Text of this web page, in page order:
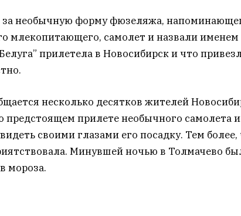
необычную форму фюзеляжа,
млекопитающего, самолет и назвали именем
прилетела в Новосибирск и что
несколько десятков жителей
предстоящем прилете необычного самолета
своими глазами его посадку. Тем более,
Минувшей ночью в Толмачево
мороза.